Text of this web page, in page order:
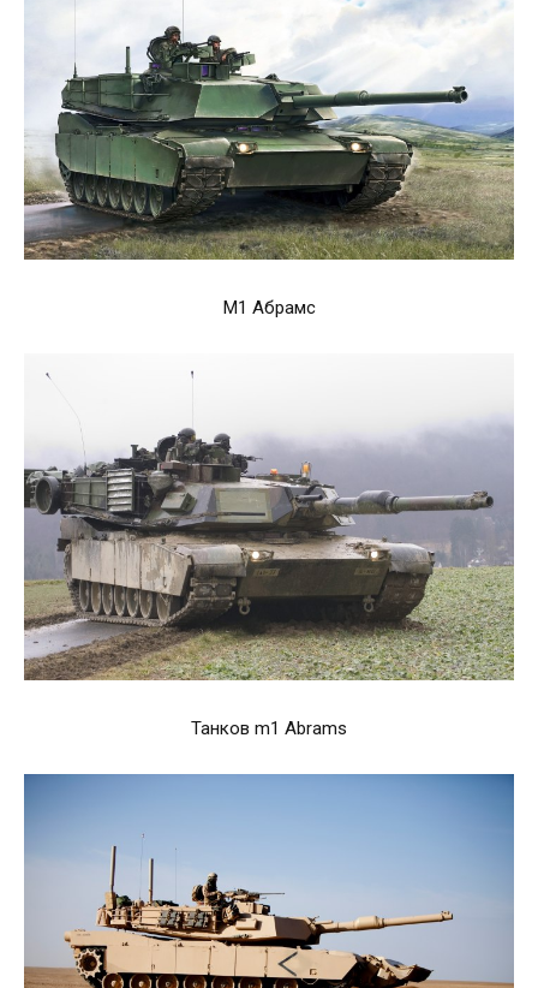
М1 Абрамс
Танков m1 Abrams